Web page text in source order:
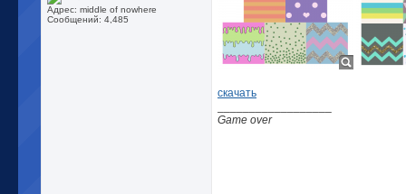
Адрес: middle of nowhere
Сообщений: 4,485
скачать
Game over